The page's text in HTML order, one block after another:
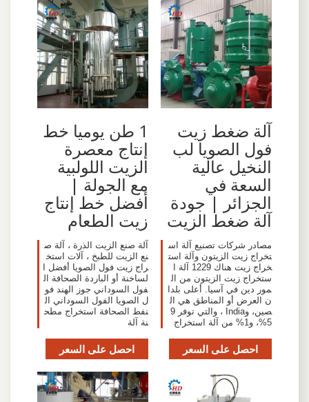
آلة ضغط زيت
فول الصويا لب
النخيل عالية
السعة في
الجزائر | جودة
آلة ضغط الزيت
مصادر شركات تصنيع آلة اس
تخراج زيت الزيتون وآلة است
خراج زيت هناك 1229 آلة ا
ستخراج زيت الزيتون من ال
مور دين في آسيا. أعلى بلدا
ن العرض أو المناطق هي ال
صين، وIndia ، والتي توفر 9
5%، و1% من آلة استخراج
احصل على السعر
1 طن يوميا خط
إنتاج معصرة
الزيت اللولبية
مع الجولة |
أفضل خط إنتاج
زيت الطعام
آلة صنع الزيت الذرة ، آلة ص
نع الزيت للطبخ ، آلات استخ
راج زيت فول الصويا أفضل ا
لساخنة أو الباردة الصحافة ال
فول السوداني جوز الهند فو
ل الصويا الفول السوداني ال
نفط الصحافة استخراج مطح
نة آلة
احصل على السعر